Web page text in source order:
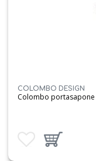
COLOMBO DESIGN
Colombo
Aggiungi ai preferitiAggiungi prodotto